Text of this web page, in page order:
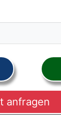
anfragen